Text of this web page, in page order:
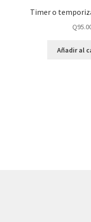
Timer o
Q
Añadir al